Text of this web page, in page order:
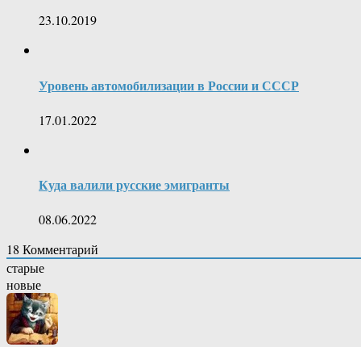
23.10.2019
Уровень автомобилизации в России и СССР
17.01.2022
Куда валили русские эмигранты
08.06.2022
18 Комментарий
старые
новые